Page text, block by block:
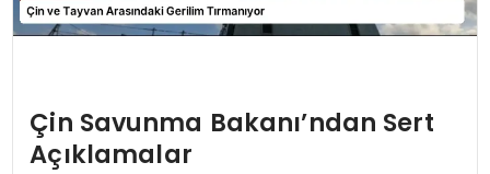
Çin Savunma Bakanı’ndan Sert
Açıklamalar